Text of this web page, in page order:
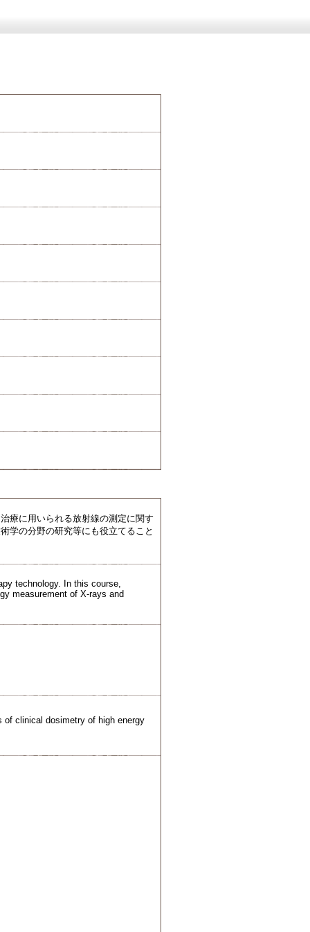
療に用いられる放射線の測定に関す
学の分野の研究等にも役立てること
technology. In this course,
measurement of X-rays and
of clinical dosimetry of high energy